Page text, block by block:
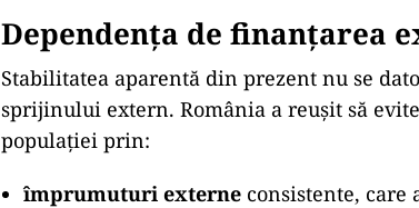
Dependența de finanțarea
Stabilitatea aparentă din prezent nu se
sprijinului extern. România a reușit să
populației prin:
împrumuturi externe consistente,